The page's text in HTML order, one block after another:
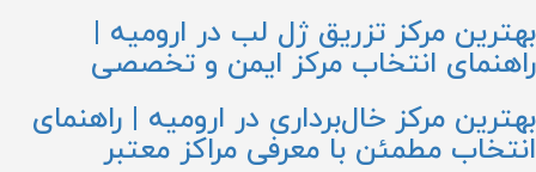
بهترین مرکز تزریق ژل لب در ارومیه |
راهنمای انتخاب مرکز ایمن و تخصصی
بهترین مرکز خال‌برداری در ارومیه | راهنمای
انتخاب مطمئن با معرفی مراکز معتبر